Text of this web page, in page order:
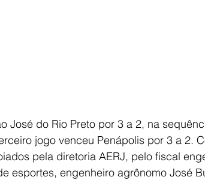
José do Rio Preto por 3 a 2, na
jogo venceu Penápolis por 3 a 2.
pela diretoria AERJ, pelo fiscal
esportes, engenheiro agrônomo José